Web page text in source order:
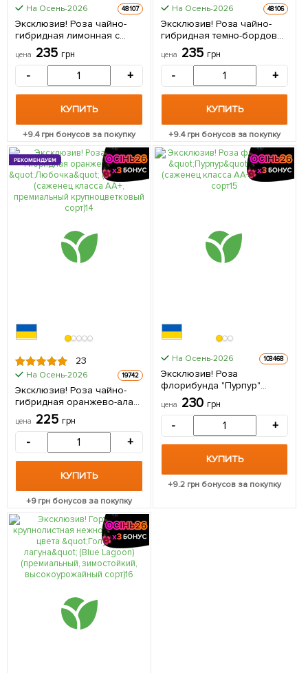
На Осень-2026 48107
Эксклюзив! Роза чайно-
гибридная лимонная с
зеленым оттенком "Взгляд
Луизы" (Louise`s look)
(саженец класса АА+,
премиальный
высокорослый сорт) 1 шт в
цена 235 грн
- +
КУПИТЬ
+9.4грн бонусов за покупку
На Осень-2026 48106
Эксклюзив! Роза чайно-
гибридная темно-бордовая
"Королевство грез"
(Kingdom of Dreams)
(саженец класса АА+,
премиальный сорт,
болезнеустойчив) 1 шт в
цена 235 грн
- +
КУПИТЬ
+9.4грн бонусов за покупку
РЕКОМЕНДУЕМ
23
На Осень-2026 19742
Эксклюзив! Роза чайно-
гибридная оранжево-алая
"Любочка" (Lyubochka)
(саженец класса АА+,
премиальный
крупноцветковый сорт) 1
саженец в упаковке
цена 225 грн
- +
КУПИТЬ
+9грн бонусов за покупку
На Осень-2026 103468
Эксклюзив! Роза
флорибунда "Пурпур"
(Purple) (саженец класса
АА+) высший сорт 1
саженец в упаковке
цена 230 грн
- +
КУПИТЬ
+9.2 грн бонусов за покупку